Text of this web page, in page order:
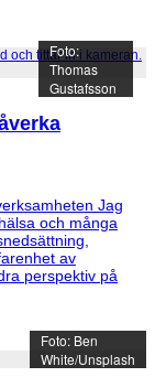
Foto:
Thomas
Gustafsson
Jag
och många
av
perspektiv på
Foto: Ben
White/Unsplash